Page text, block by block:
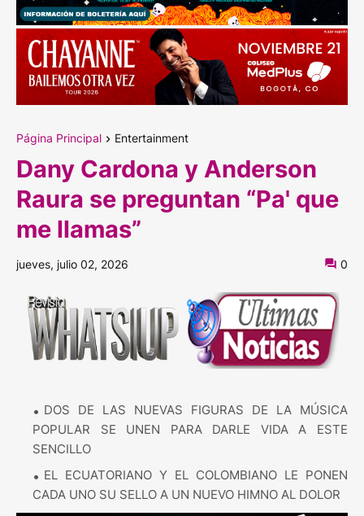
Página Principal Entertainment
Dany Cardona y Anderson
Raura se preguntan “Pa' que
me llamas”
jueves, julio 02, 2026 0
DOS DE LAS NUEVAS FIGURAS DE LA MÚSICA
POPULAR SE UNEN PARA DARLE VIDA A ESTE
SENCILLO
EL ECUATORIANO Y EL COLOMBIANO LE PONEN
CADA UNO SU SELLO A UN NUEVO HIMNO AL DOLOR